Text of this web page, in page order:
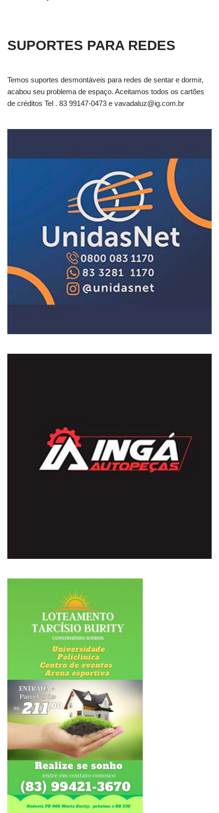
SUPORTES PARA REDES
Temos suportes desmontáveis para redes de sentar e dormir,
acabou seu problema de espaço. Aceitamos todos os cartões
de créditos Tel . 83 99147-0473 e vavadaluz@ig.com.br